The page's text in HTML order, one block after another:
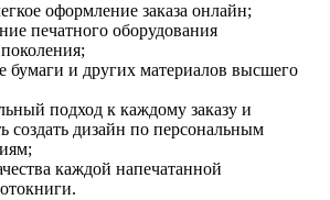
оформление заказа онлайн;
печатного оборудования
бумаги и других материалов высшего
подход к каждому заказу и
создать дизайн по персональным
каждой напечатанной